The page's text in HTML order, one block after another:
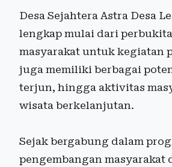
Desa Sejahtera Astra Desa
lengkap mulai dari
masyarakat untuk kegiatan
juga memiliki berbagai
terjun, hingga aktivitas
wisata berkelanjutan.
Sejak bergabung dalam
pengembangan